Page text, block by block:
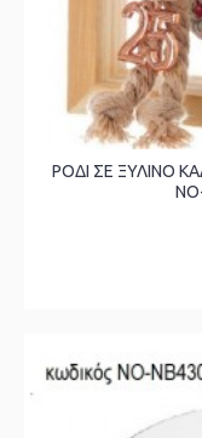
ΡΟΔΙ ΣΕ ΞΥΛΙΝΟ